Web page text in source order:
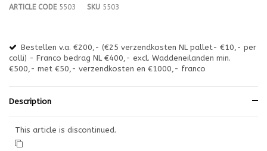
ARTICLE CODE5503 SKU 5503
Bestellen v.a. €200,- (€25 verzendkosten NL pallet- €10,- per
colli) - Franco bedrag NL €400,- excl. Waddeneilanden min.
€500,- met €50,- verzendkosten en €1000,- franco
Description
This article is discontinued.